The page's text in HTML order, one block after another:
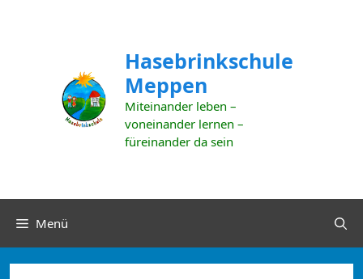
Hasebrinkschule
Meppen
Miteinander leben –
voneinander lernen –
füreinander da sein
Menü